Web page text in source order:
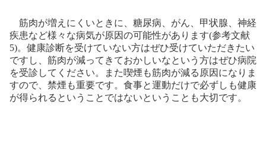
筋肉が増えにくいときに、糖尿病、がん、甲状腺、神経
疾患など様々な病気が原因の可能性があります(参考文献
5)。健康診断を受けていない方はぜひ受けていただきたい
ですし、筋肉が減ってきておかしいなという方はぜひ病院
を受診してください。また喫煙も筋肉が減る原因になりま
すので、禁煙も重要です。食事と運動だけで必ずしも健康
が得られるということではないということも大切です。